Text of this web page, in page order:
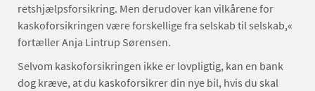
retshjælpsforsikring. Men derudover kan vilkårene for
kaskoforsikringen være forskellige fra selskab til selskab,«
fortæller Anja Lintrup Sørensen.
Selvom kaskoforsikringen ikke er lovpligtig, kan en bank
dog kræve, at du kaskoforsikrer din nye bil, hvis du skal